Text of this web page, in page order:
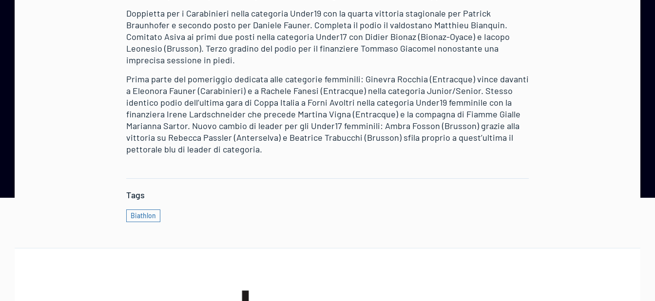
Doppietta per i Carabinieri nella categoria Under19 con la quarta vittoria stagionale per Patrick
Braunhofer e secondo posto per Daniele Fauner. Completa il podio il valdostano Matthieu Bianquin.
Comitato Asiva ai primi due posti nella categoria Under17 con Didier Bionaz (Bionaz-Oyace) e Iacopo
Leonesio (Brusson). Terzo gradino del podio per il finanziere Tommaso Giacomel nonostante una
imprecisa sessione in piedi.
Prima parte del pomeriggio dedicata alle categorie femminili: Ginevra Rocchia (Entracque) vince davanti
a Eleonora Fauner (Carabinieri) e a Rachele Fanesi (Entracque) nella categoria Junior/Senior. Stesso
identico podio dell’ultima gara di Coppa Italia a Forni Avoltri nella categoria Under19 femminile con la
finanziera Irene Lardschneider che precede Martina Vigna (Entracque) e la compagna di Fiamme Gialle
Marianna Sartor. Nuovo cambio di leader per gli Under17 femminili: Ambra Fosson (Brusson) grazie alla
vittoria su Rebecca Passler (Anterselva) e Beatrice Trabucchi (Brusson) sfila proprio a quest’ultima il
pettorale blu di leader di categoria.
Tags
Biathlon